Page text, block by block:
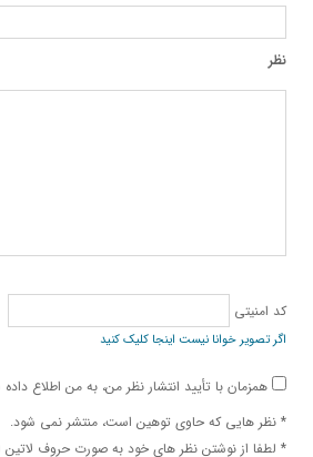
نظر
کد امنیتی
اگر تصویر خوانا نیست اینجا کلیک کنید
همزمان با تأیید انتشار نظر من، به من اطلاع
* نظر هایی كه حاوی توهین است، منتشر نمی شود.
* لطفا از نوشتن نظر های خود به صورت حروف